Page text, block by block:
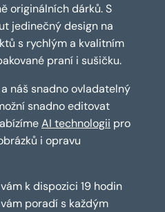
originálních dárků. S
jedinečný design na
s rychlým a kvalitním
praní i sušičku.
náš snadno ovladatelný
snadno editovat
AI technologii pro
i opravu
k dispozici 19 hodin
poradí s každým